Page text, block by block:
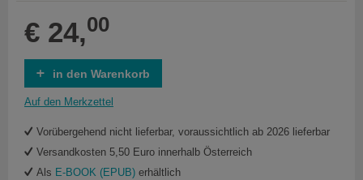
€ 24,00
in den Warenkorb
Auf den Merkzettel
Vorübergehend nicht lieferbar, voraussichtlich ab 2026 lieferbar
Versandkosten 5,50 Euro innerhalb Österreich
Als E-BOOK (EPUB) erhältlich